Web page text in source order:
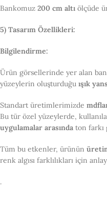
Bankomuz 200 cm altı ölçüde
5) Tasarım Özellikleri:
Bilgilendirme:
Ürün görsellerinde yer alan
yüzeylerin oluşturduğu ışık
Standart üretimlerimizde
Bu tür özel yüzeylerde,
uygulamalar arasında ton farkı
Tüm bu etkenler, ürünün
renk algısı farklılıkları için
.